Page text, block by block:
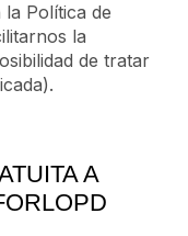
Política de
la
de tratar
A